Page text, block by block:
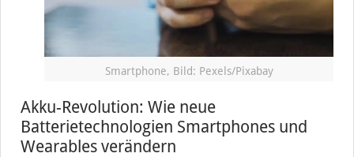
Smartphone, Bild: Pexels/Pixabay
Akku-Revolution: Wie neue
Batterietechnologien Smartphones und
Wearables verändern